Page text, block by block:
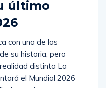
último
con una de las
su historia, pero
distinta La
el Mundial 2026